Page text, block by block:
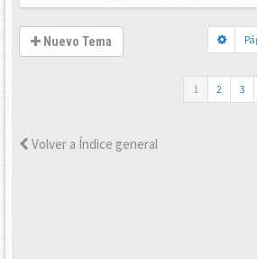
Nuevo Tema
1 2 3
Volver a Índice general